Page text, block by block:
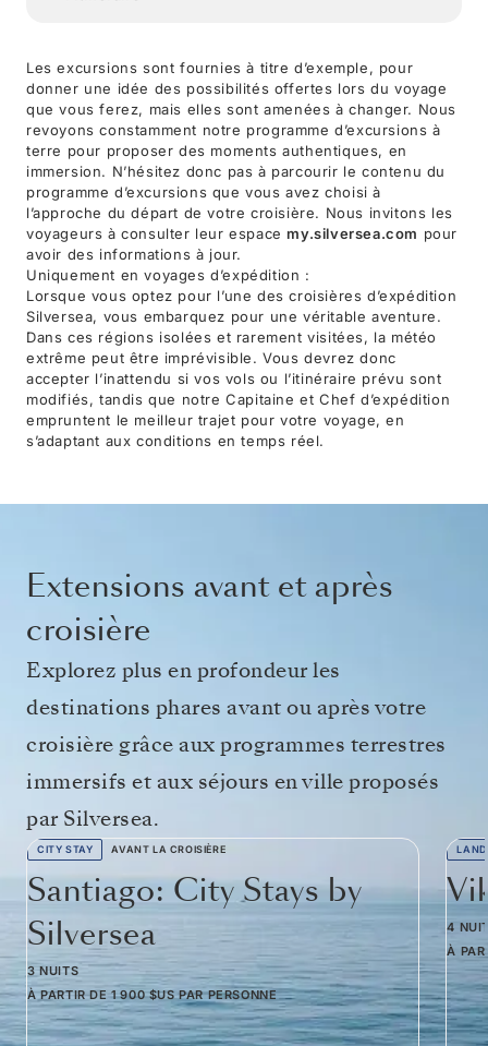
Les excursions sont fournies à titre d’exemple, pour
donner une idée des possibilités offertes lors du voyage
que vous ferez, mais elles sont amenées à changer. Nous
revoyons constamment notre programme d’excursions à
terre pour proposer des moments authentiques, en
immersion. N’hésitez donc pas à parcourir le contenu du
programme d’excursions que vous avez choisi à
l’approche du départ de votre croisière. Nous invitons les
voyageurs à consulter leur espacemy.silversea.com pour
avoir des informations à jour.
Uniquement en voyages d’expédition :
Lorsque vous optez pour l’une des croisières d’expédition
Silversea, vous embarquez pour une véritable aventure.
Dans ces régions isolées et rarement visitées, la météo
extrême peut être imprévisible. Vous devrez donc
accepter l’inattendu si vos vols ou l’itinéraire prévu sont
modifiés, tandis que notre Capitaine et Chef d’expédition
empruntent le meilleur trajet pour votre voyage, en
s’adaptant aux conditions en temps réel.
Extensions avant et après
croisière
Explorez plus en profondeur les
destinations phares avant ou après votre
croisière grâce aux programmes terrestres
immersifs et aux séjours en ville proposés
par Silversea.
CITY STAY AVANT LA CROISIÈRE
Santiago: City Stays by
Silversea
3 NUITS
À PARTIR DE 1 900 $US PAR PERSONNE
4
À